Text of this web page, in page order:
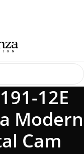
3 Taksit Fırsatı
12E
Modern
Cam